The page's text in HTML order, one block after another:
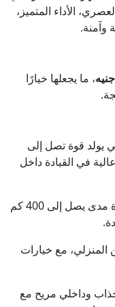
الأداء المتميز،
وآمنة.
، ما يجعلها خيارًا
يولد قوة تصل إلى
في القيادة داخل
بطارية تمنح السيارة مدى يصل إلى 400 كم
مع خيارات
وداخلي مريح مع